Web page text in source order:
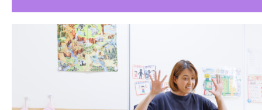
まずは見学だけでも構いませんので
気を感じてくださいね。
職員を守る組織力
保育の現場では、子どものケガや保
うしても緊張する場面があります。
一人だけに責任を背負わせることは